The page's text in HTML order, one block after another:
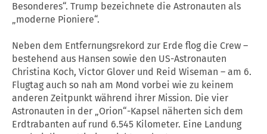
Besonderes“. Trump bezeichnete die Astronauten als
„moderne Pioniere“.
Neben dem Entfernungsrekord zur Erde flog die Crew –
bestehend aus Hansen sowie den US-Astronauten
Christina Koch, Victor Glover und Reid Wiseman – am 6.
Flugtag auch so nah am Mond vorbei wie zu keinem
anderen Zeitpunkt während ihrer Mission. Die vier
Astronauten in der „Orion“-Kapsel näherten sich dem
Erdtrabanten auf rund 6.545 Kilometer. Eine Landung